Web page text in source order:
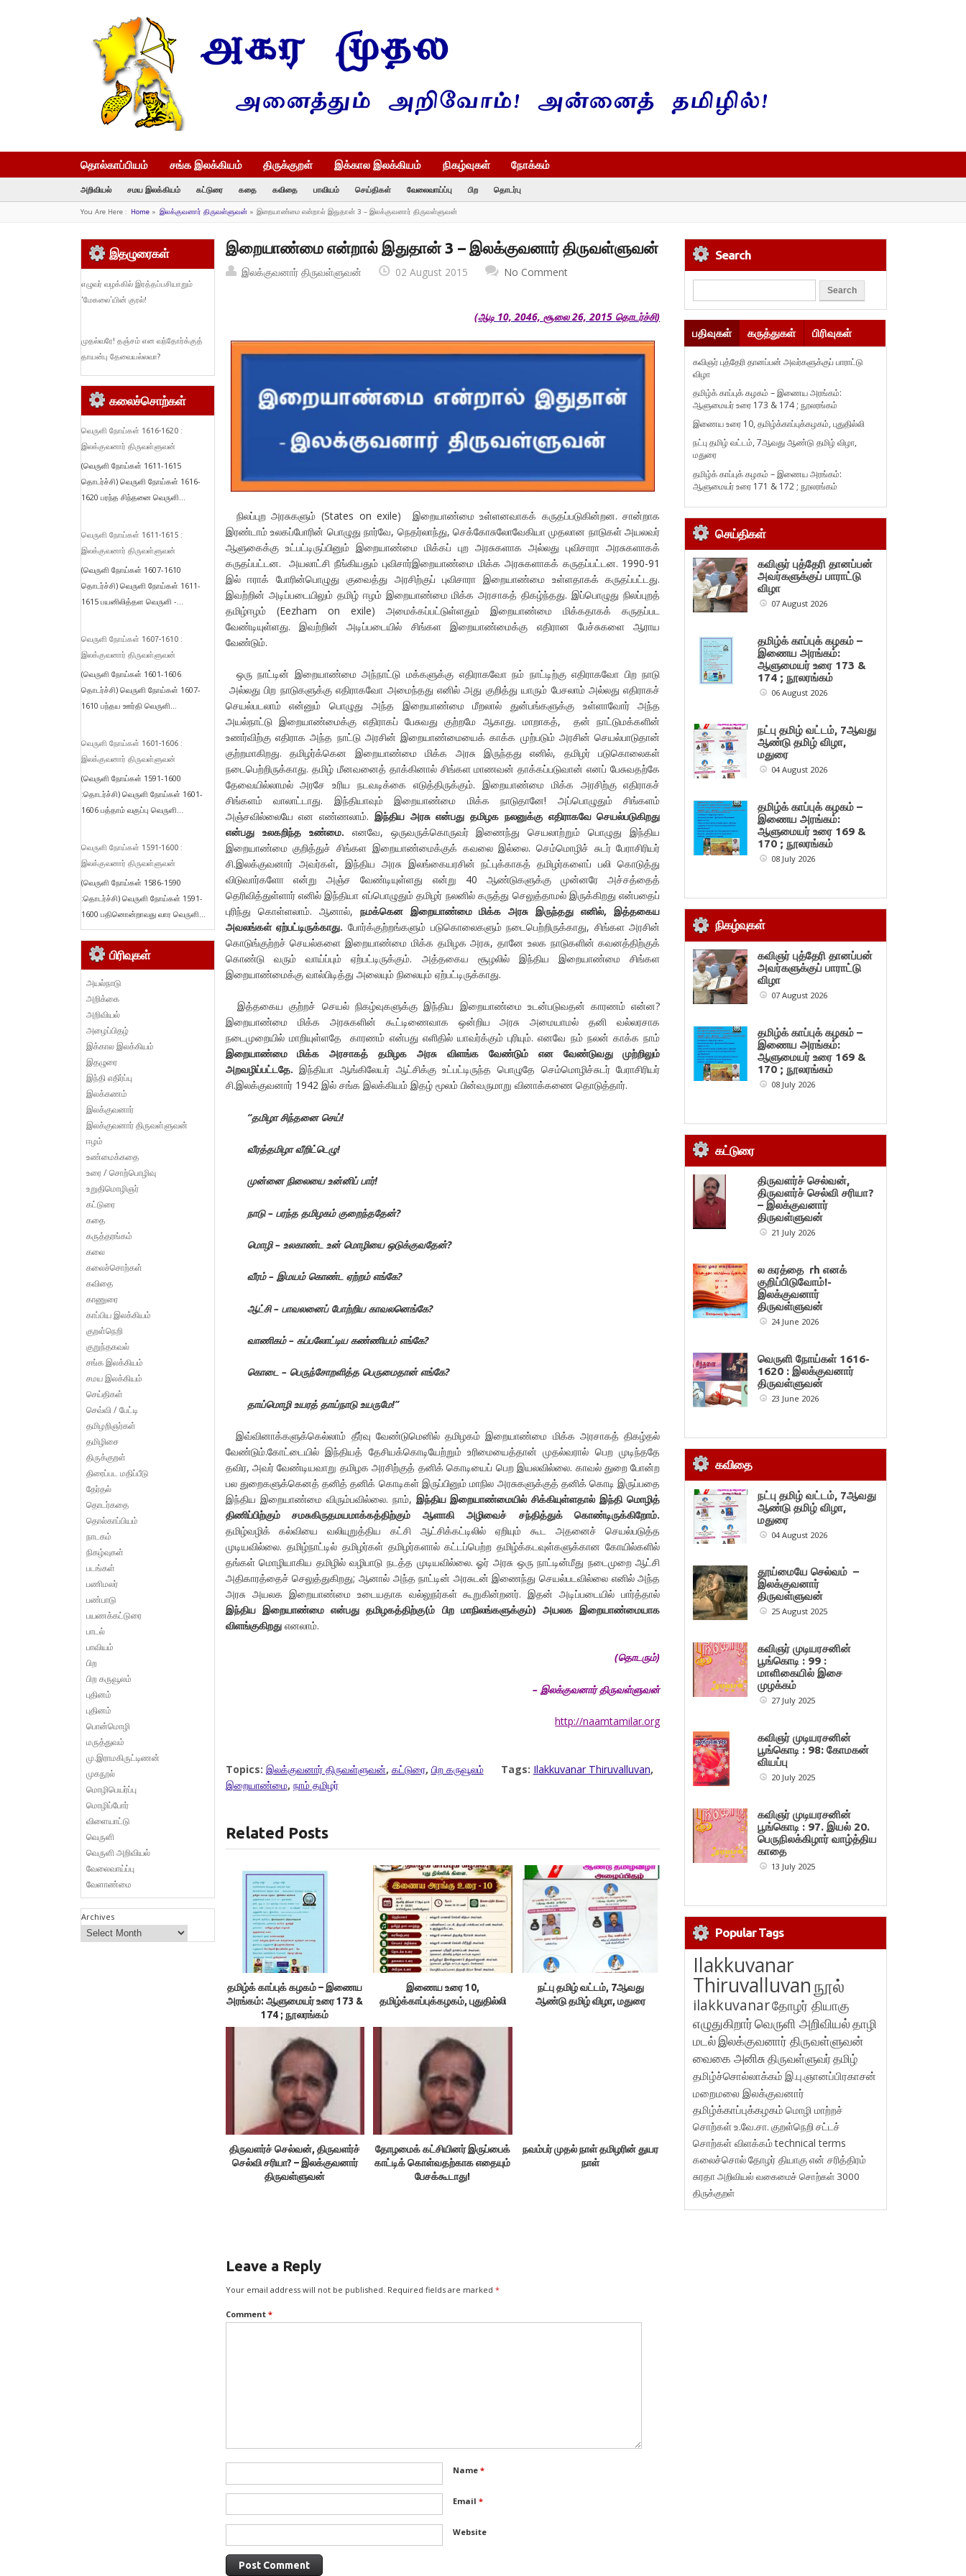
தொல்காப்பியம் சங்க இலக்கியம் திருக்குறள் இக்கால இலக்கியம் நிகழ்வுகள் நோக்கம்
அறிவியல் சமய இலக்கியம் கட்டுரை கதை கவிதை பாவியம் செய்திகள் வேலைவாய்ப்பு பிற தொடர்பு
You Are Here : Home» இலக்குவனார் திருவள்ளுவன்» இறையாண்மை என்றால் இதுதான் 3 – இலக்குவனார் திருவள்ளுவன்
இறையாண்மை என்றால் இதுதான் 3 – இலக்குவனார் திருவள்ளுவன்
இலக்குவனார் திருவள்ளுவன் 02 August 2015 No Comment
(ஆடி 10, 2046,சூலை26, 2015 தொடர்ச்சி)
நிலப்புற அரசுகளும் (States on exile) இறையாண்மை உள்ளனவாகக் கருதப்படுகின்றன. சான்றாக
இரண்டாம் உலகப்போரின் பொழுது நார்வே, நெதர்லாந்து, செக்கோசுலோவேகியா முதலான நாடுகள் அயலவர்
ஆளுகைக்கு உட்பட்டிருப்பினும் இறையாண்மை மிக்கப் புற அரசுகளாக அல்லது புவிசாரா அரசுகளாகக்
கருதப்பட்டன. அயலாட்சி நீங்கியதும் புவிசார்இறையாண்மை மிக்க அரசுகளாகக் கருதப்பட்டன. 1990-91
இல் ஈராக் போரின்பொழுது குவைத்து அரசிற்குப் புவிசாரா இறையாண்மை உள்ளதாகக் கருதப்பட்டது.
இவற்றின் அடிப்படையிலும் தமிழ் ஈழம் இறையாண்மை மிக்க அரசாகத் திகழ்ந்தது. இப்பொழுது நிலப்புறத்
தமிழ்ஈழம் (Eezham on exile) அமைக்கப்பட்டுள்ளதும் இறையாண்மை மிக்கதாகக் கருதப்பட
வேண்டியுள்ளது. இவற்றின் அடிப்படையில் சிங்கள இறையாண்மைக்கு எதிரான பேச்சுகளை ஆராய
வேண்டும்.
ஒரு நாட்டின் இறையாண்மை அந்நாட்டு மக்களுக்கு எதிராகவோ நம் நாட்டிற்கு எதிராகவோ பிற நாடு
அல்லது பிற நாடுகளுக்கு எதிராகவோ அமைந்தது எனில் அது குறித்து யாரும் பேசலாம் அல்லது எதிராகச்
செயல்படலாம் என்னும் பொழுது அந்த இறையாண்மை மீறலால் துன்பங்களுக்கு உள்ளாவோர் அந்த
அயல்நாட்டு இறையாண்மைக்கு எதிராகப் பேசுவது குற்றமே ஆகாது. மாறாகத், தன் நாட்டுமக்களின்
உணர்விற்கு எதிராக அந்த நாட்டு அரசின் இறையாண்மையைக் காக்க முற்படும் அரசின் செயல்பாடுதான்
குற்றமாகிறது. தமிழர்க்கென இறையாண்மை மிக்க அரசு இருந்தது எனில், தமிழர் படுகொலைகள்
நடைபெற்றிருக்காது. தமிழ் மீனவனைத் தாக்கினால் சிங்கள மாணவன் தாக்கப்படுவான் எனப் பேசுவதற்கே
தேவையில்லாமல் அரசே உரிய நடவடிக்கை எடுத்திருக்கும். இறையாண்மை மிக்க அரசிற்கு எதிராகச்
சிங்களம் வாலாட்டாது. இந்தியாவும் இறையாண்மை மிக்க நாடுதானே! அப்பொழுதும் சிங்களம்
அஞ்சவில்லையே என எண்ணலாம். இந்திய அரசு என்பது தமிழக நலனுக்கு எதிராகவே செயல்படுகிறது
என்பது உலகறிந்த உண்மை. எனவே, ஒருவருக்கொருவர் இணைந்து செயலாற்றும் பொழுது இந்திய
இறையாண்மை குறித்துச் சிங்கள இறையாண்மைக்குக் கவலை இல்லை. செம்மொழிச் சுடர் பேராசிரியர்
சி.இலக்குவனார் அவர்கள், இந்திய அரசு இலங்கையரசின் நட்புக்காகத் தமிழர்களைப் பலி கொடுத்து
விடுவார்களோ என்று அஞ்ச வேண்டியுள்ளது என்று 40 ஆண்டுகளுக்கு முன்னரே அச்சத்தைத்
தெரிவித்துள்ளார் எனில் இந்தியா எப்பொழுதும் தமிழர் நலனில் கருத்து செலுத்தாமல் இருக்கிறது என்பதைப்
புரிந்து கொள்ளலாம். ஆனால், நமக்கென இறையாண்மை மிக்க அரசு இருந்தது எனில், இத்தகைய
அவலங்கள் ஏற்பட்டிருக்காது. போர்க்குற்றங்களும் படுகொலைகளும் நடைபெற்றிருக்காது, சிங்கள அரசின்
கொடுங்குற்றச் செயல்களை இறையாண்மை மிக்க தமிழக அரசு, தானே உலக நாடுகளின் கவனத்திற்குக்
கொண்டு வரும் வாய்ப்பும் ஏற்பட்டிருக்கும். அத்தகைய சூழலில் இந்திய இறையாண்மை சிங்கள
இறையாண்மைக்கு வால்பிடித்து அலையும் நிலையும் ஏற்பட்டிருக்காது.
இத்தகைய குற்றச் செயல் நிகழ்வுகளுக்கு இந்திய இறையாண்மை உடன்படுவதன் காரணம் என்ன?
இறையாண்மை மிக்க அரசுகளின் கூட்டிணைவாக ஒன்றிய அரசு அமையாமல் தனி வல்லரசாக
நடைமுறையில் மாறியுள்ளதே காரணம் என்பது எளிதில் யாவர்க்கும் புரியும். எனவே நம் நலன் காக்க நாம்
இறையாண்மை மிக்க அரசாகத் தமிழக அரசு விளங்க வேண்டும் என வேண்டுவது முற்றிலும்
அறவழிப்பட்டதே. இந்தியா ஆங்கிலேயர் ஆட்சிக்கு உட்பட்டிருந்த பொழுதே செம்மொழிச்சுடர் பேராசிரியர்
சி.இலக்குவனார் 1942 இல் சங்க இலக்கியம் இதழ் மூலம் பின்வருமாறு வினாக்கணை தொடுத்தார்.
“தமிழா சிந்தனை செய்!
வீரத்தமிழா வீறிட்டெழு!
முன்னை நிலையை உன்னிப் பார்!
நாடு – பரந்த தமிழகம் குறைந்ததேன்?
மொழி – உலகாண்ட உன் மொழியை ஒடுக்குவதேன்?
வீரம் – இமயம் கொண்ட ஏற்றம் எங்கே?
ஆட்சி – பாவலனைப் போற்றிய காவலனெங்கே?
வாணிகம் – கப்பலோட்டிய கண்ணியம் எங்கே?
கொடை – பெருந்சோறளித்த பெருமைதான் எங்கே?
தாய்மொழி உயரத் தாய்நாடு உயருமே!”
இவ்வினாக்களுக்கெல்லாம் தீர்வு வேண்டுமெனில் தமிழகம் இறையாண்மை மிக்க அரசாகத் திகழ்தல்
வேண்டும்.கோட்டையில் இந்தியத் தேசியக்கொடியேற்றும் உரிமையைத்தான் முதல்வரால் பெற முடிந்ததே
தவிர, அவர் வேண்டியவாறு தமிழக அரசிற்குத் தனிக் கொடியைப் பெற இயலவில்லை. காவல் துறை போன்ற
பல துறைகளுக்கெனத் தனித் தனிக் கொடிகள் இருப்பினும் மாநில அரசுகளுக்குத் தனிக் கொடி இருப்பதை
இந்திய இறையாண்மை விரும்பவில்லை. நாம், இந்திய இறையாண்மையில் சிக்கியுள்ளதால் இந்தி மொழித்
திணிப்பிற்கும் சமசுகிருதமயமாக்கத்திற்கும் ஆளாகி அழிவைச் சந்தித்துக் கொண்டிருக்கிறோம்.
தமிழ்வழிக் கல்வியை வலியுறுத்திய கட்சி ஆட்சிக்கட்டிலில் ஏறியும் கூட அதனைச் செயல்படுத்த
முடியவில்லை. தமிழ்நாட்டில் தமிழர்கள் தமிழர்களால் கட்டப்பெற்ற தமிழ்க்கடவுள்களுக்கான கோயில்களில்
தங்கள் மொழியாகிய தமிழில் வழிபாடு நடத்த முடியவில்லை. ஓர் அரசு ஒரு நாட்டின்மீது நடைமுறை ஆட்சி
அதிகாரத்தைச் செலுத்துகிறது; ஆனால் அந்த நாட்டின் அரசுடன் இணைந்து செயல்படவில்லை எனில் அந்த
அரசு அயலக இறையாண்மை உடையதாக வல்லுநர்கள் கூறுகின்றனர். இதன் அடிப்படையில் பார்த்தால்
இந்திய இறையாண்மை என்பது தமிழகத்திற்கு(ம் பிற மாநிலங்களுக்கும்) அயலக இறையாண்மையாக
விளங்குகிறதுஎனலாம்.
(தொடரும்)
–இலக்குவனார் திருவள்ளுவன்
http://naamtamilar.org
Topics: இலக்குவனார் திருவள்ளுவன், கட்டுரை, பிற கருவூலம் Tags: Ilakkuvanar Thiruvalluvan,
இறையாண்மை, நாம் தமிழர்
Related Posts
தமிழ்க் காப்புக் கழகம் – இணைய
அரங்கம்: ஆளுமையர் உரை 173 &
174 ; நூலரங்கம்
இணைய உரை 10,
தமிழ்க்காப்புக்கழகம், புதுதில்லி
நட்பு தமிழ் வட்டம், 7ஆவது
ஆண்டு தமிழ் விழா, மதுரை
திருவளர்ச் செல்வன், திருவளர்ச்
செல்வி சரியா? – இலக்குவனார்
திருவள்ளுவன்
தோழமைக் கட்சியினர் இருப்பைக்
காட்டிக் கொள்வதற்காக எதையும்
பேசக்கூடாது!
நவம்பர் முதல் நாள் தமிழரின் துயர
நாள்
Leave a Reply
Your email address will not be published. Required fields are marked *
Comment *
Name *
Email *
Website
இதழுரைகள்
எழுவர் வழக்கில் இரத்தப்பசியாறும்
‘மேகலை’யின் குரல்!
முதல்வரே! தஞ்சம் என வந்தோர்க்குத்
தாயன்பு தேவையல்லவா?
கலைச்சொற்கள்
வெருளி நோய்கள் 1616-1620 :
இலக்குவனார் திருவள்ளுவன்
(வெருளி நோய்கள் 1611-1615
தொடர்ச்சி) வெருளி நோய்கள் 1616-
1620 பரந்த சிந்தனை வெருளி...
வெருளி நோய்கள் 1611-1615 :
இலக்குவனார் திருவள்ளுவன்
(வெருளி நோய்கள் 1607-1610
தொடர்ச்சி) வெருளி நோய்கள் 1611-
1615 பயனிலித்தள வெருளி -...
வெருளி நோய்கள் 1607-1610 :
இலக்குவனார் திருவள்ளுவன்
(வெருளி நோய்கள் 1601-1606
தொடர்ச்சி) வெருளி நோய்கள் 1607-
1610 பந்தய ஊர்தி வெருளி...
வெருளி நோய்கள் 1601-1606 :
இலக்குவனார் திருவள்ளுவன்
(வெருளி நோய்கள் 1591-1600
:தொடர்ச்சி) வெருளி நோய்கள் 1601-
1606 பத்தாம் வகுப்பு வெருளி...
வெருளி நோய்கள் 1591-1600 :
இலக்குவனார் திருவள்ளுவன்
(வெருளி நோய்கள் 1586-1590
:தொடர்ச்சி) வெருளி நோய்கள் 1591-
1600 பதினொன்றாவது வார வெருளி...
பிரிவுகள்
அயல்நாடு
அறிக்கை
அறிவியல்
அழைப்பிதழ்
இக்கால இலக்கியம்
இதழுரை
இந்தி எதிர்ப்பு
இலக்கணம்
இலக்குவனார்
இலக்குவனார் திருவள்ளுவன்
ஈழம்
உண்மைக்கதை
உரை / சொற்பொழிவு
உறுதிமொழிஞர்
கட்டுரை
கதை
கருத்தரங்கம்
கலை
கலைச்சொற்கள்
கவிதை
காணுரை
காப்பிய இலக்கியம்
குறள்நெறி
குறுந்தகவல்
சங்க இலக்கியம்
சமய இலக்கியம்
செய்திகள்
செவ்வி / பேட்டி
தமிழறிஞர்கள்
தமிழிசை
திருக்குறள்
திரைப்பட மதிப்பீடு
தேர்தல்
தொடர்கதை
தொல்காப்பியம்
நாடகம்
நிகழ்வுகள்
படங்கள்
பணிமலர்
பண்பாடு
பயணக்கட்டுரை
பாடல்
பாவியம்
பிற
பிற கருவூலம்
புதினம்
புதினம்
பொன்மொழி
மருத்துவம்
மு.இராமகிருட்டிணன்
முகநூல்
மொழிபெயர்ப்பு
மொழிப்போர்
விளையாட்டு
வெருளி
வெருளி அறிவியல்
வேலைவாய்ப்பு
வேளாண்மை
Archives
Search
பதிவுகள் கருத்துகள் பிரிவுகள்
கவிஞர் புத்தேரி தானப்பன் அவர்களுக்குப் பாராட்டு
விழா
தமிழ்க் காப்புக் கழகம் – இணைய அரங்கம்:
ஆளுமையர் உரை 173 & 174 ; நூலரங்கம்
இணைய உரை 10, தமிழ்க்காப்புக்கழகம், புதுதில்லி
நட்பு தமிழ் வட்டம், 7ஆவது ஆண்டு தமிழ் விழா,
மதுரை
தமிழ்க் காப்புக் கழகம் – இணைய அரங்கம்:
ஆளுமையர் உரை 171 & 172 ; நூலரங்கம்
செய்திகள்
கவிஞர் புத்தேரி தானப்பன்
அவர்களுக்குப் பாராட்டு
விழா
07 August 2026
தமிழ்க் காப்புக் கழகம் –
இணைய அரங்கம்:
ஆளுமையர் உரை 173 &
174 ; நூலரங்கம்
06 August 2026
நட்பு தமிழ் வட்டம், 7ஆவது
ஆண்டு தமிழ் விழா,
மதுரை
04 August 2026
தமிழ்க் காப்புக் கழகம் –
இணைய அரங்கம்:
ஆளுமையர் உரை 169 &
170 ; நூலரங்கம்
08 July 2026
நிகழ்வுகள்
கவிஞர் புத்தேரி தானப்பன்
அவர்களுக்குப் பாராட்டு
விழா
07 August 2026
தமிழ்க் காப்புக் கழகம் –
இணைய அரங்கம்:
ஆளுமையர் உரை 169 &
170 ; நூலரங்கம்
08 July 2026
கட்டுரை
திருவளர்ச் செல்வன்,
திருவளர்ச் செல்வி சரியா?
– இலக்குவனார்
திருவள்ளுவன்
21 July 2026
ல கரத்தை rh எனக்
குறிப்பிடுவோம்!-
இலக்குவனார்
திருவள்ளுவன்
24 June 2026
வெருளி நோய்கள் 1616-
1620 : இலக்குவனார்
திருவள்ளுவன்
23 June 2026
கவிதை
நட்பு தமிழ் வட்டம், 7ஆவது
ஆண்டு தமிழ் விழா,
மதுரை
04 August 2026
தூய்மையே செல்வம் –
இலக்குவனார்
திருவள்ளுவன்
25 August 2025
கவிஞர் முடியரசனின்
பூங்கொடி : 99 :
மாளிகையில் இசை
முழக்கம்
27 July 2025
கவிஞர் முடியரசனின்
பூங்கொடி : 98: கோமகன்
வியப்பு
20 July 2025
கவிஞர் முடியரசனின்
பூங்கொடி : 97. இயல் 20.
பெருநிலக்கிழார் வாழ்த்திய
காதை
13 July 2025
Popular Tags
Ilakkuvanar
Thiruvalluvanநூல்
ilakkuvanarதோழர் தியாகு
எழுதுகிறார்வெருளி அறிவியல்தாழி
மடல்இலக்குவனார் திருவள்ளுவன்
வைகை அனிசுதிருவள்ளுவர்தமிழ்
தமிழ்ச்சொல்லாக்கம் இ.பு.ஞானப்பிரகாசன்
மறைமலை இலக்குவனார்
தமிழ்க்காப்புக்கழகம் மொழி மாற்றச்
சொற்கள்உ.வே.சா. குறள்நெறி சட்டச்
சொற்கள் விளக்கம்technical terms
கலைச்சொல்தோழர் தியாகுஎன் சரித்திரம்
சுரதாஅறிவியல் வகைமைச் சொற்கள் 3000
திருக்குறள்